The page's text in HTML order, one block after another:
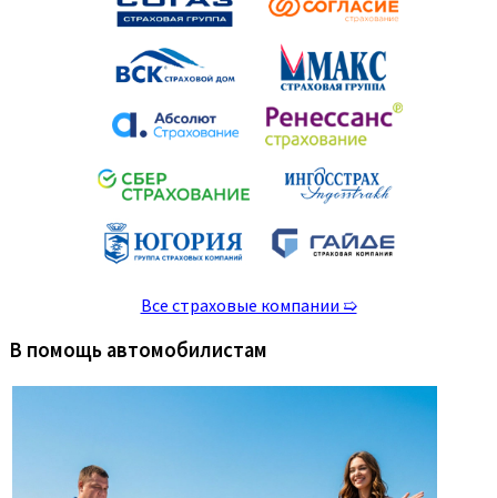
Все страховые компании ➯
В помощь автомобилистам